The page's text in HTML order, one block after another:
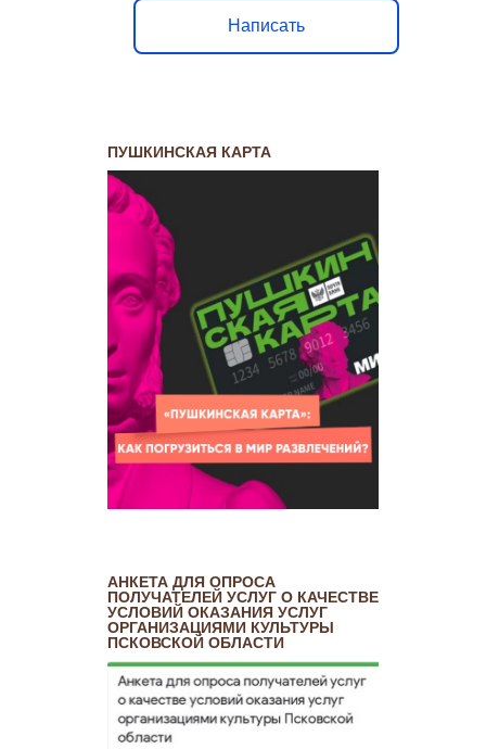
Написать
ПУШКИНСКАЯ КАРТА
АНКЕТА ДЛЯ ОПРОСА
ПОЛУЧАТЕЛЕЙ УСЛУГ О КАЧЕСТВЕ
УСЛОВИЙ ОКАЗАНИЯ УСЛУГ
ОРГАНИЗАЦИЯМИ КУЛЬТУРЫ
ПСКОВСКОЙ ОБЛАСТИ